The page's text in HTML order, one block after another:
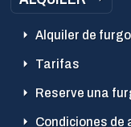
Alquiler de
Tarifas
Reserve una
Condiciones de